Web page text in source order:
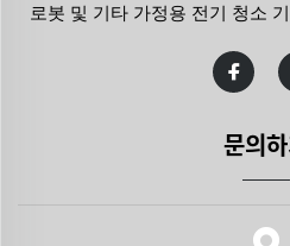
로봇 및 기타 가정용 전기 청소
문의